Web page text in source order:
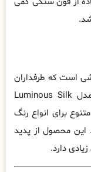
است که طرفداران
زیادی در ایران دارد. ‫پنکک فشرده نوت مدل Luminous Silk
برای انواع رنگ
این محصول از پدید
دارد.